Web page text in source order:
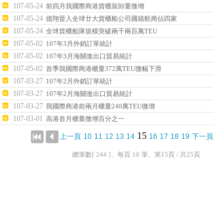
107-05-24 前四月我國際商港貨櫃裝卸量微增
107-05-24 德翔晉入全球廿大貨櫃船公司國籍航商佔四家
107-05-24 全球貨櫃船隊規模突破兩千兩百萬TEU
107-05-02 107年3月外銷訂單統計
107-05-02 107年3月海關進出口貿易統計
107-05-02 首季我國際商港櫃量372萬TEU微幅下滑
107-03-27 107年2月外銷訂單統計
107-03-27 107年2月海關進出口貿易統計
107-03-27 我國際商港前兩月櫃量240萬TEU微增
107-03-01 高港首月櫃量微增百分之一
上一頁 10 11 12 13 14 15 16 17 18 19 下一頁
總筆數[ 244 ]、每頁 10 筆、第15頁 / 共25頁